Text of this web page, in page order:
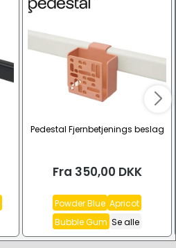
Pedestal Fjernbetjenings beslag
Fra 350,00 DKK
Powder Blue Apricot
Bubble Gum Se alle